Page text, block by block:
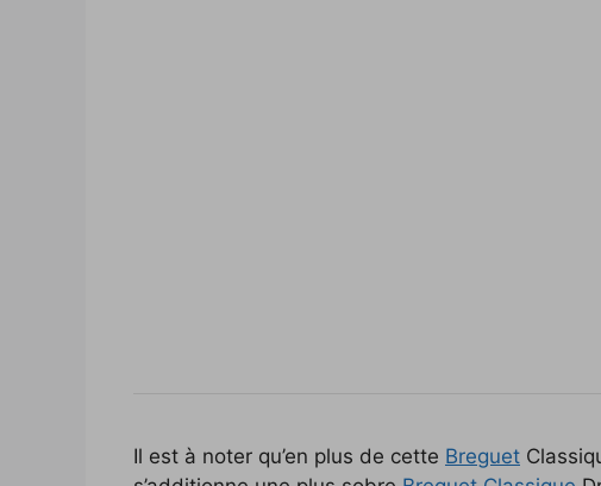
Il est à noter qu’en plus de cette Breguet